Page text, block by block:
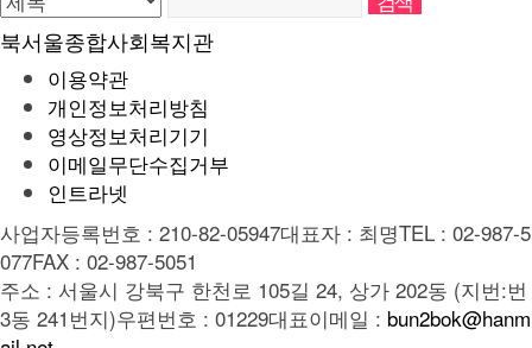
북서울종합사회복지관
이용약관
개인정보처리방침
영상정보처리기기
이메일무단수집거부
인트라넷
사업자등록번호 : 210-82-05947대표자 : 최명TEL : 02-987-5
077FAX : 02-987-5051
주소 : 서울시 강북구 한천로 105길 24, 상가 202동 (지번:번
3동 241번지)우편번호 : 01229대표이메일 : bun2bok@hanm